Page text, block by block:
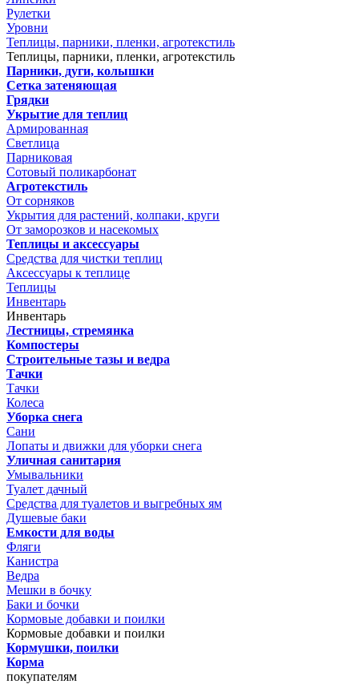
Рулетки
Уровни
Теплицы, парники, пленки, агротекстиль
Теплицы, парники, пленки, агротекстиль
Парники, дуги, колышки
Сетка затеняющая
Грядки
Укрытие для теплиц
Армированная
Светлица
Парниковая
Сотовый поликарбонат
Агротекстиль
От сорняков
Укрытия для растений, колпаки, круги
От заморозков и насекомых
Теплицы и аксессуары
Средства для чистки теплиц
Аксессуары к теплице
Теплицы
Инвентарь
Инвентарь
Лестницы, стремянка
Компостеры
Строительные тазы и ведра
Тачки
Тачки
Колеса
Уборка снега
Сани
Лопаты и движки для уборки снега
Уличная санитария
Умывальники
Туалет дачный
Средства для туалетов и выгребных ям
Душевые баки
Емкости для воды
Фляги
Канистра
Ведра
Мешки в бочку
Баки и бочки
Кормовые добавки и поилки
Кормовые добавки и поилки
Кормушки, поилки
Корма
покупателям